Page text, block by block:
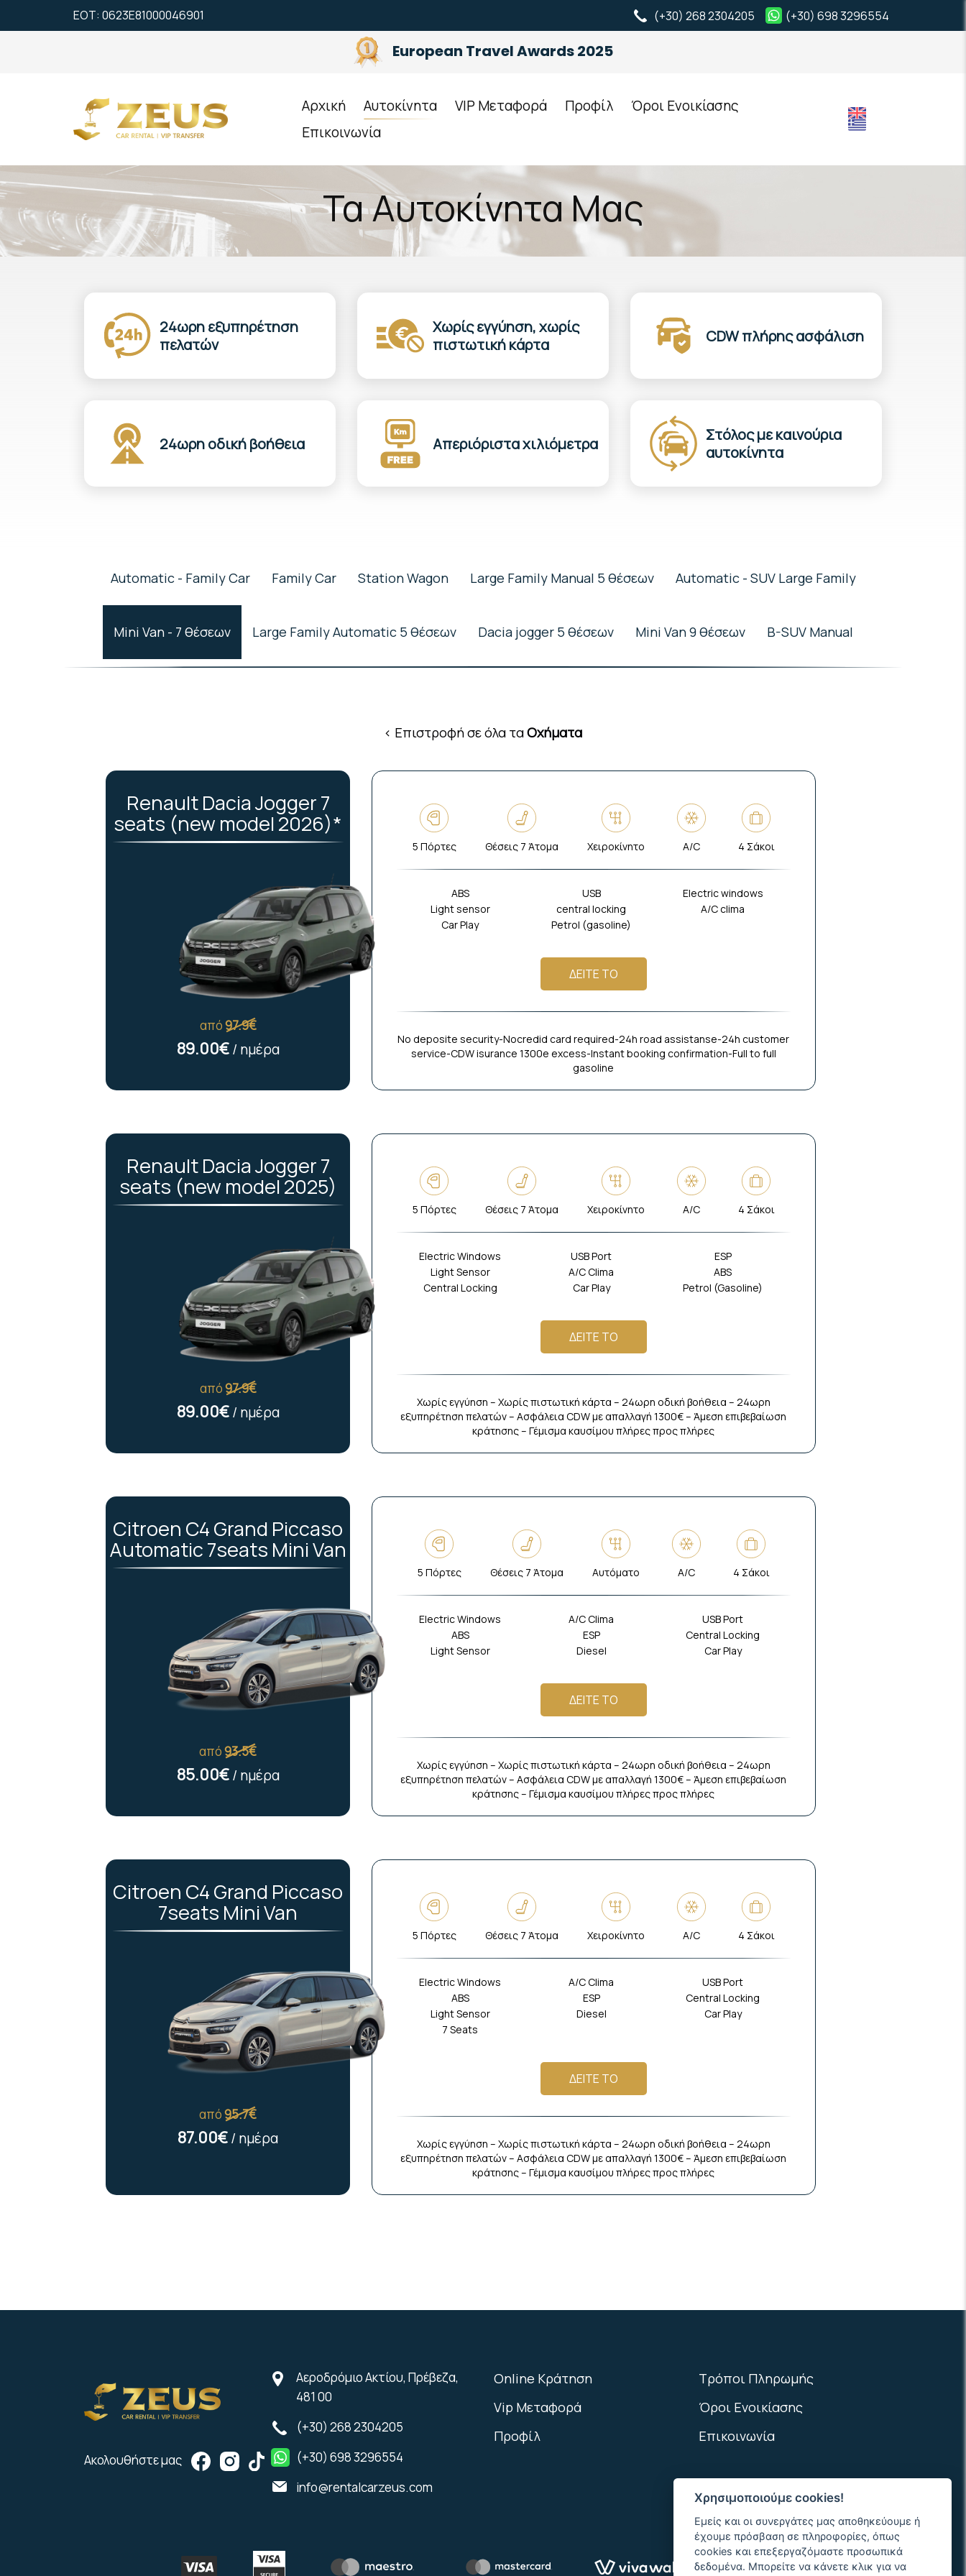
ΕΟΤ: 0623Ε81000046901 (+30) 268 2304205 (+30) 698 3296554
European Travel Awards 2025
Αρχική Αυτοκίνητα VIP Μεταφορά Προφίλ
Όροι Ενοικίασης
Επικοινωνία
Τα Αυτοκίνητα Μας
24ωρη εξυπηρέτηση
πελατών
Χωρίς εγγύηση, χωρίς
πιστωτική κάρτα
CDW πλήρης ασφάλιση
24ωρη οδική βοήθεια Απεριόριστα χιλιόμετρα
Στόλος με καινούρια
αυτοκίνητα
Automatic - Family Car Family Car Station Wagon Large Family Manual 5 θέσεων Automatic - SUV Large Family
Mini Van - 7 θέσεων Large Family Automatic 5 θέσεων Dacia jogger 5 θέσεων Mini Van 9 θέσεων B-SUV Manual
< Επιστροφή σε όλα ταΟχήματα
Renault Dacia Jogger 7
seats (new model 2026)*
από97.9€
89.00€ / ημέρα
5 Πόρτες Θέσεις 7 Άτομα Χειροκίνητο A/C 4 Σάκοι
ABS USB
Electric windows
Light sensor
central locking
A/C clima
Car Play
Petrol (gasoline)
ΔΕΙΤΕ ΤΟ
No deposite security-Nocredid card required-24h road assistanse-24h customer
service-CDW isurance 1300e excess-Instant booking confirmation-Full to full
gasoline
Renault Dacia Jogger 7
seats (new model 2025)
από97.9€
89.00€ / ημέρα
5 Πόρτες Θέσεις 7 Άτομα Χειροκίνητο A/C 4 Σάκοι
Electric Windows USB Port
ESP
Light Sensor
A/C Clima
ABS
Central Locking
Car Play Petrol (Gasoline)
ΔΕΙΤΕ ΤΟ
Χωρίς εγγύηση – Χωρίς πιστωτική κάρτα – 24ωρη οδική βοήθεια – 24ωρη
εξυπηρέτηση πελατών – Ασφάλεια CDW με απαλλαγή 1300€ – Άμεση επιβεβαίωση
κράτησης – Γέμισμα καυσίμου πλήρες προς πλήρες
Citroen C4 Grand Piccaso
Automatic 7seats Mini Van
από93.5€
85.00€ / ημέρα
5 Πόρτες Θέσεις 7 Άτομα Αυτόματο A/C 4 Σάκοι
Electric Windows A/C Clima
USB Port
ABS
ESP
Central Locking
Light Sensor
Diesel Car Play
ΔΕΙΤΕ ΤΟ
Χωρίς εγγύηση – Χωρίς πιστωτική κάρτα – 24ωρη οδική βοήθεια – 24ωρη
εξυπηρέτηση πελατών – Ασφάλεια CDW με απαλλαγή 1300€ – Άμεση επιβεβαίωση
κράτησης – Γέμισμα καυσίμου πλήρες προς πλήρες
Citroen C4 Grand Piccaso
7seats Mini Van
από95.7€
87.00€/ ημέρα
5 Πόρτες Θέσεις 7 Άτομα Χειροκίνητο A/C 4 Σάκοι
Electric Windows A/C Clima
USB Port
ABS
ESP
Central Locking
Light Sensor
Diesel
Car Play
7 Seats
ΔΕΙΤΕ ΤΟ
Χωρίς εγγύηση – Χωρίς πιστωτική κάρτα – 24ωρη οδική βοήθεια – 24ωρη
εξυπηρέτηση πελατών – Ασφάλεια CDW με απαλλαγή 1300€ – Άμεση επιβεβαίωση
κράτησης – Γέμισμα καυσίμου πλήρες προς πλήρες
Ακολουθήστε μας
Αεροδρόμιο Ακτίου, Πρέβεζα,
481 00
(+30) 268 2304205
(+30) 698 3296554
info@rentalcarzeus.com
Online Κράτηση
Vip Μεταφορά
Προφίλ
Τρόποι Πληρωμής
Όροι Ενοικίασης
Επικοινωνία
Χρησιμοποιούμε cookies!
Εμείς και οι συνεργάτες μας αποθηκεύουμε ή
έχουμε πρόσβαση σε πληροφορίες, όπως
cookies και επεξεργαζόμαστε προσωπικά
δεδομένα. Μπορείτε να κάνετε κλικ για να